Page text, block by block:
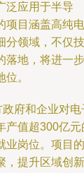
泛应用于半导
项目涵盖高纯电
分领域，不仅技
落地，将进一步
。
府和企业对电
产值超300亿元
业岗位。项目的
，提升区域创新